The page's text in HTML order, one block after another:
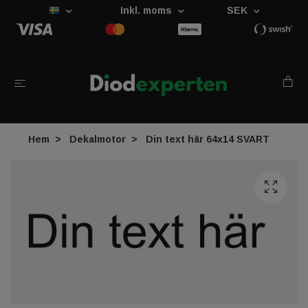
Inkl. moms SEK
Hem Dekalmotor Din text här 64x14 SVART